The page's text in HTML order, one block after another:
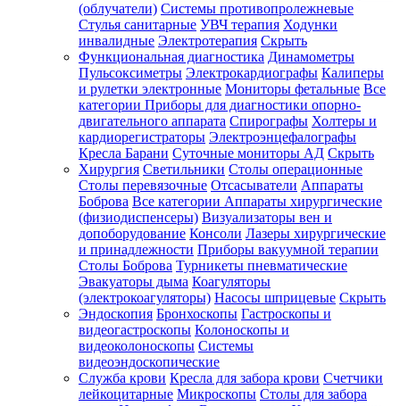
(облучатели) Системы противопролежневые
Стулья санитарные УВЧ терапия Ходунки
инвалидные Электротерапия Скрыть
Функциональная диагностика Динамометры
Пульсоксиметры Электрокардиографы Калиперы
и рулетки электронные Мониторы фетальные Все
категории Приборы для диагностики опорно-
двигательного аппарата Спирографы Холтеры и
кардиорегистраторы Электроэнцефалографы
Кресла Барани Суточные мониторы АД Скрыть
Хирургия Светильники Столы операционные
Столы перевязочные Отсасыватели Аппараты
Боброва Все категории Аппараты хирургические
(физиодиспенсеры) Визуализаторы вен и
допоборудование Консоли Лазеры хирургические
и принадлежности Приборы вакуумной терапии
Столы Боброва Турникеты пневматические
Эвакуаторы дыма Коагуляторы
(электрокоагуляторы) Насосы шприцевые Скрыть
Эндоскопия Бронхоскопы Гастроскопы и
видеогастроскопы Колоноскопы и
видеоколоноскопы Системы
видеоэндоскопические
Служба крови Кресла для забора крови Счетчики
лейкоцитарные Микроскопы Столы для забора